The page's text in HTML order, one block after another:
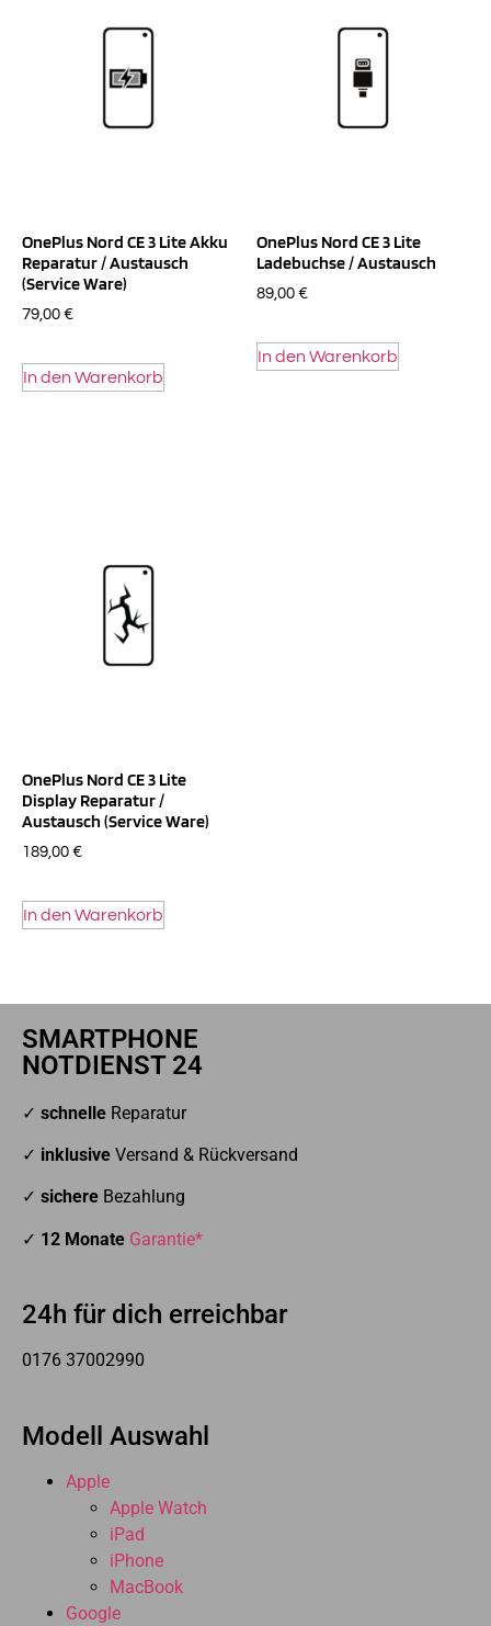
OnePlus Nord CE 3 Lite Akku
Reparatur / Austausch
(Service Ware)
79,00 €
In den Warenkorb
OnePlus Nord CE 3 Lite
Ladebuchse / Austausch
89,00 €
In den Warenkorb
OnePlus Nord CE 3 Lite
Display Reparatur /
Austausch (Service Ware)
189,00 €
In den Warenkorb
SMARTPHONE
NOTDIENST 24
✓ schnelle Reparatur
✓ inklusive Versand & Rückversand
✓ sichere Bezahlung
✓ 12 Monate Garantie*
24h für dich erreichbar
0176 37002990
Modell Auswahl
Apple
Apple Watch
iPad
iPhone
MacBook
Google